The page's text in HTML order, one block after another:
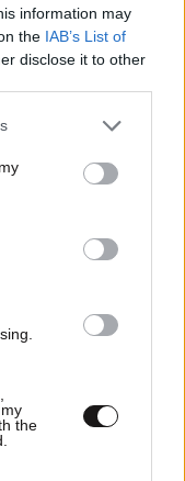
information may
the IAB’s List of
disclose it to other
or more Google
You may click to
party tags to
in below Google
the